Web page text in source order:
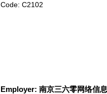
Code: C2102
Employer: 南京三六零网络信